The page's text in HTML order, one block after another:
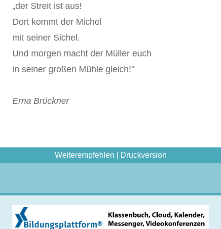
„der Streit ist aus!
Dort kommt der Michel
mit seiner Sichel.
Und morgen macht der Müller euch
in seiner großen Mühle gleich!“
Erna Brückner
Weiterempfehlen Druckversion